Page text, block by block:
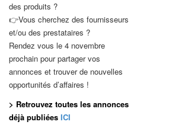
des produits ?
👉Vous cherchez des fournisseurs
et/ou des prestataires ?
Rendez vous le 4 novembre
prochain pour partager vos
annonces et trouver de nouvelles
opportunités d’affaires !
> Retrouvez toutes les annonces
déjà publiées ICI